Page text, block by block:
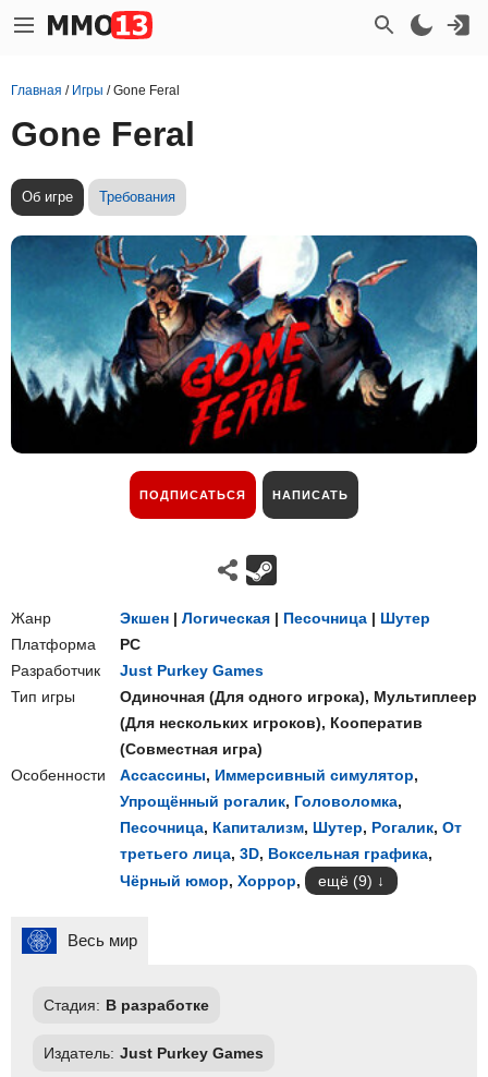
Главная / Игры /Gone Feral
Gone Feral
Об игре Требования
ПОДПИСАТЬСЯ НАПИСАТЬ
Жанр Экшен | Логическая | Песочница | Шутер
Платформа
PC
Разработчик
Just Purkey Games
Тип игры
Одиночная (Для одного игрока), Мультиплеер
(Для нескольких игроков), Кооператив
(Совместная игра)
Особенности
Ассассины, Иммерсивный симулятор,
Упрощённый рогалик, Головоломка,
Песочница, Капитализм, Шутер, Рогалик, От
третьего лица, 3D, Воксельная графика,
Чёрный юмор, Хоррор, ещё (9)
Весь мир
Стадия: В разработке
Издатель: Just Purkey Games